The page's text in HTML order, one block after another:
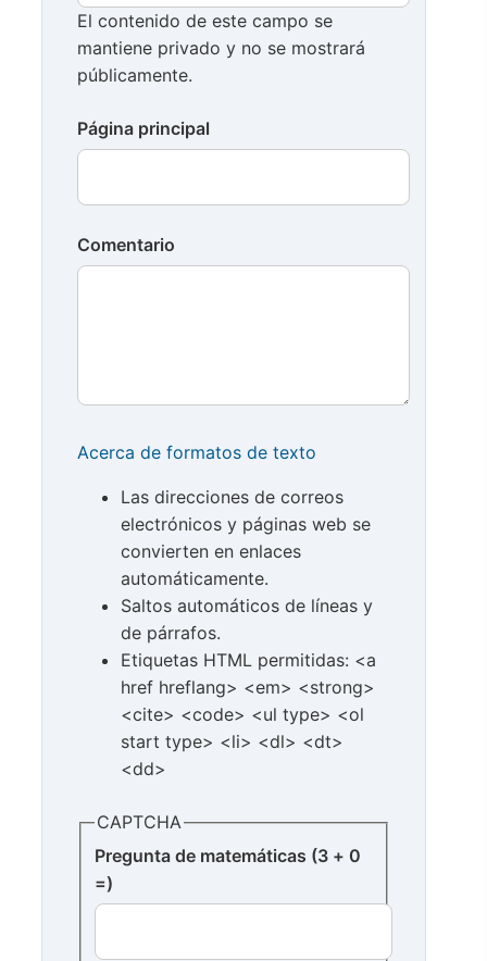
El contenido de este campo se
mantiene privado y no se mostrará
públicamente.
Página principal
Comentario
Acerca de formatos de texto
Las direcciones de correos
electrónicos y páginas web se
convierten en enlaces
automáticamente.
Saltos automáticos de líneas y
de párrafos.
Etiquetas HTML permitidas: <a
href hreflang> <em> <strong>
<cite> <code> <ul type> <ol
start type> <li> <dl> <dt>
<dd>
CAPTCHA
Pregunta de matemáticas (3 + 0
=)